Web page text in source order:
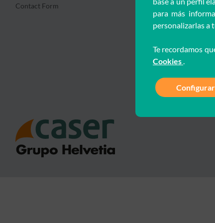
Contact Form
Customer portal
para más
personalizarlas a
Te recordamos
Cookies.